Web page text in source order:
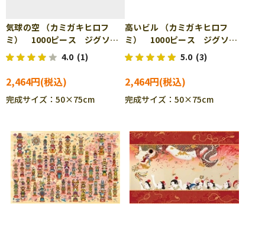
気球の空 （カミガキヒロフ
ミ） 1000ピース ジグソー
パズル YAM-10-1359
4.0 (1)
2,464円
完成サイズ：50×75cm
高いビル （カミガキヒロフ
ミ） 1000ピース ジグソー
パズル YAM-10-1360
5.0 (3)
2,464円
完成サイズ：50×75cm